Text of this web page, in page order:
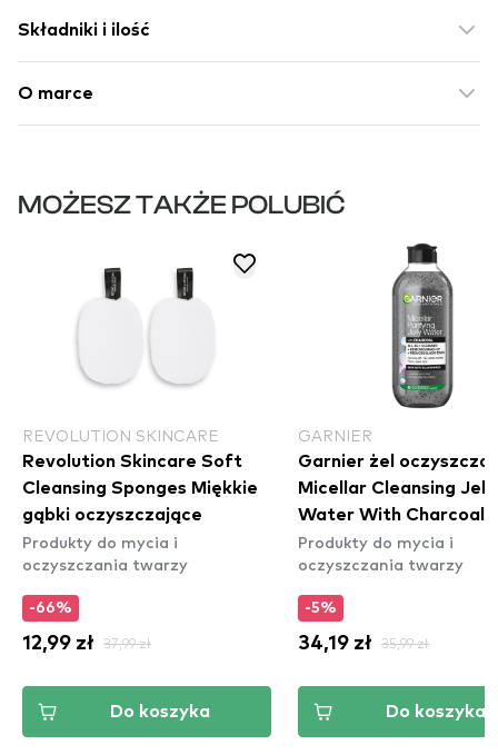
Składniki i ilość
O marce
MOŻESZ TAKŻE POLUBIĆ
REVOLUTION SKINCARE
Revolution Skincare Soft
Cleansing Sponges Miękkie
gąbki oczyszczające
Produkty do mycia i
oczyszczania twarzy
-66%
12,99 zł 37,99 zł
Do koszyka
GARNIER
Garnier żel
Micellar Cleansing
Water With Charcoal
Produkty do mycia i
oczyszczania twarzy
-5%
34,19 zł 35,99 zł
Do koszyka